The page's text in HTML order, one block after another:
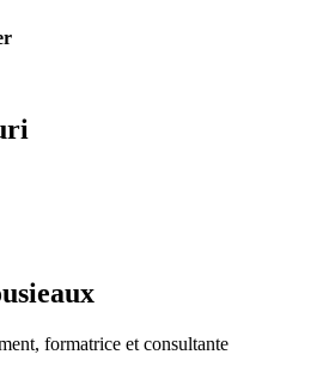
formatrice et consultante